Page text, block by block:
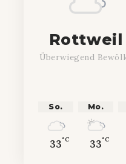
Rottweil
Überwiegend
So.
33°C
Mo.
33°C